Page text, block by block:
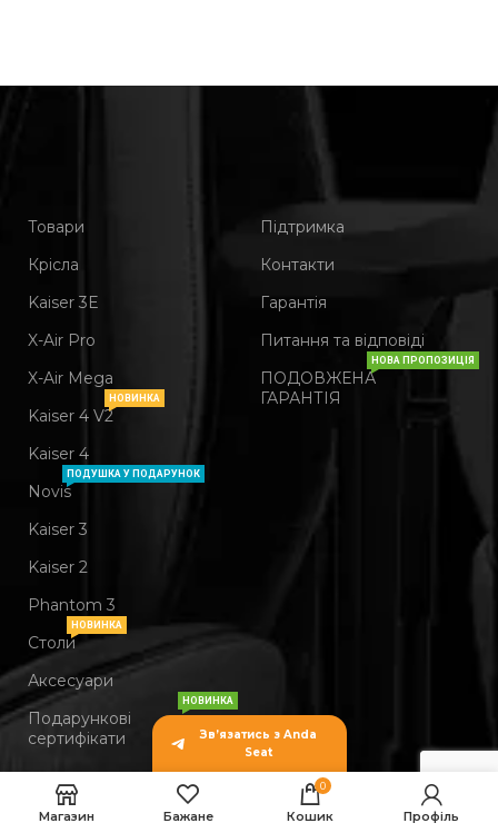
Товари
Крісла
Kaiser 3Е
X-Air Pro
X-Air Mega
Kaiser 4 V2
НОВИНКА
Kaiser 4
Novis
ПОДУШКА У ПОДАРУНОК
Kaiser 3
Kaiser 2
Phantom 3
Столи
НОВИНКА
Аксесуари
Подарункові
сертифікати
НОВИНКА
Підтримка
Контакти
Гарантія
Питання та відповіді
ПОДОВЖЕНА
ГАРАНТІЯ
НОВА ПРОПОЗИЦІЯ
Інформація
Політика
Крісло
геймерське
ігрове Anda
Seat Kaiser
4 Size L до
24,999.00
22,999.00
ВИБЕРІТЬ
ПАРАМЕТРИ
Зв’язатись з Anda
Seat
Магазин Бажане
0
Кошик Профіль